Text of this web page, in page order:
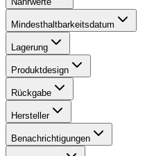
Mindesthaltbarkeitsdatum
Lagerung
Produktdesign
Rückgabe
Hersteller
Benachrichtigungen